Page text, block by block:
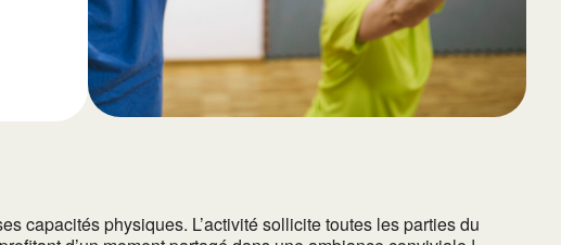
capacités physiques. L’activité sollicite toutes les parties du